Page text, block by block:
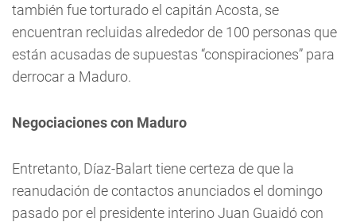
también fue torturado el capitán Acosta, se
encuentran recluidas alrededor de 100 personas que
están acusadas de supuestas “conspiraciones” para
derrocar a Maduro.
Negociaciones con Maduro
Entretanto, Díaz-Balart tiene certeza de que la
reanudación de contactos anunciados el domingo
pasado por el presidente interino Juan Guaidó con